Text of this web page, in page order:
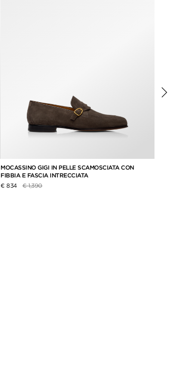
MOCASSINO GIGI IN PELLE SCAMOSCIATA CON
FIBBIA E FASCIA INTRECCIATA
€ 834
Prezzo ridotto da
€ 1,390a